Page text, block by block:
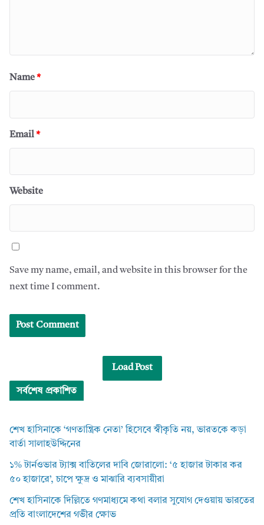
Name*
Email*
Website
Save my name, email, and website in this browser for the
next time I comment.
Load Post
সর্বশেষ প্রকাশিত
শেখ হাসিনাকে ‘গণতান্ত্রিক নেতা’ হিসেবে স্বীকৃতি নয়, ভারতকে কড়া
বার্তা সালাহউদ্দিনের
১% টার্নওভার ট্যাক্স বাতিলের দাবি জোরালো: ‘৫ হাজার টাকার কর
৫০ হাজারে’, চাপে ক্ষুদ্র ও মাঝারি ব্যবসায়ীরা
শেখ হাসিনাকে দিল্লিতে গণমাধ্যমে কথা বলার সুযোগ দেওয়ায় ভারতের
প্রতি বাংলাদেশের গভীর ক্ষোভ